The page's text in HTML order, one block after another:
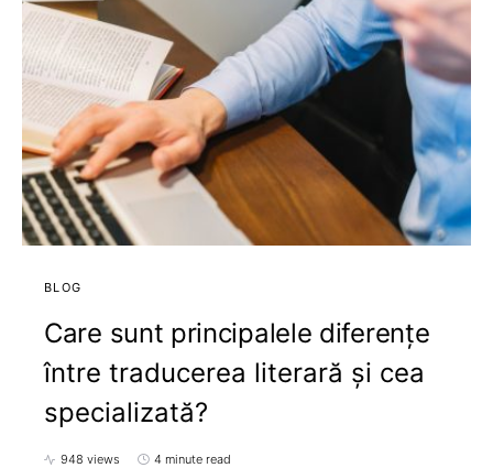
BLOG
Care sunt principalele diferențe
între traducerea literară și cea
specializată?
948 views 4 minute read